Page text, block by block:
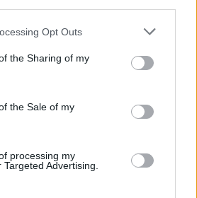
app uses one or more Google
or usage behaviour. You may click to
Google and its third-party tags to
specified purposes in below Google
Opt Outs
the Sharing of my
the Sale of my
processing my
Advertising.